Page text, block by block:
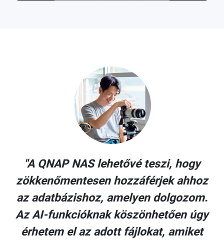
"A QNAP NAS lehetővé teszi, hogy
zökkenőmentesen hozzáférjek ahhoz
az adatbázishoz, amelyen dolgozom.
Az AI-funkcióknak köszönhetően úgy
érhetem el az adott fájlokat, amiket